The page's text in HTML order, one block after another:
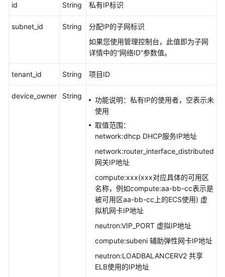
除
DeletePrivateip
id String 私有IP标识
subnet_id String
分配IP的子网标识
如果您使用管理控制台，此值即为子网
详情中的“网络ID”参数值。
tenant_id String 项目ID
device_owner String
功能说明：私有IP的使用者，空表示未
使用
取值范围：
network:dhcp DHCP服务IP地址
network:router_interface_distributed
网关IP地址
compute:xxx(xxx对应具体的可用区
名称，例如compute:aa-bb-cc表示是
被可用区aa-bb-cc上的ECS使用) 虚
拟机网卡IP地址
neutron:VIP_PORT 虚拟IP地址
compute:subeni 辅助弹性网卡IP地址
neutron:LOADBALANCERV2 共享
ELB使用的IP地址